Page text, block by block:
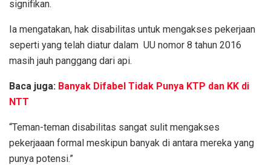
signifikan.
Ia mengatakan, hak disabilitas untuk mengakses pekerjaan
seperti yang telah diatur dalam UU nomor 8 tahun 2016
masih jauh panggang dari api.
Baca juga: Banyak Difabel Tidak Punya KTP dan KK di
NTT
“Teman-teman disabilitas sangat sulit mengakses
pekerjaaan formal meskipun banyak di antara mereka yang
punya potensi.”